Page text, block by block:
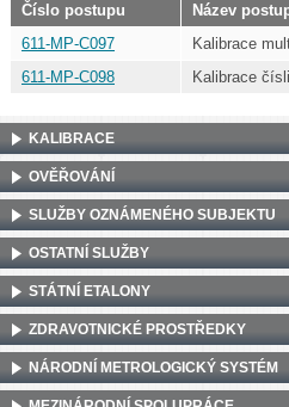
Číslo postupu
Název
611-MP-C097
Kalibrace
611-MP-C098
Kalibrace
KALIBRACE
OVĚŘOVÁNÍ
SLUŽBY OZNÁMENÉHO SUBJEKTU
OSTATNÍ SLUŽBY
STÁTNÍ ETALONY
ZDRAVOTNICKÉ PROSTŘEDKY
NÁRODNÍ METROLOGICKÝ SYSTÉM